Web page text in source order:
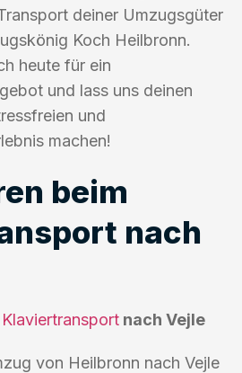
deiner Umzugsgüter
Koch Heilbronn.
heute für ein
und lass uns deinen
und
machen!
beim
nach
Klaviertransport nach Vejle
von Heilbronn nach Vejle